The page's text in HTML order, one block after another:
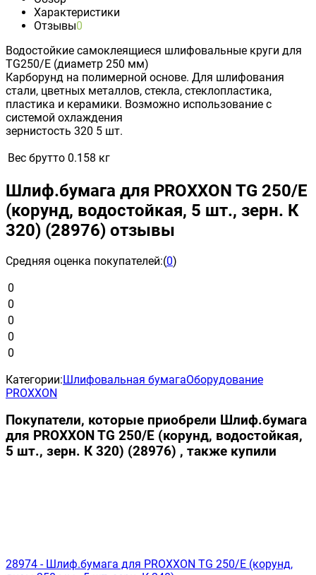
Характеристики
Отзывы0
Водостойкие самоклеящиеся шлифовальные круги для
TG250/Е (диаметр 250 мм)
Карборунд на полимерной основе. Для шлифования
стали, цветных металлов, стекла, стеклопластика,
пластика и керамики. Возможно использование с
системой охлаждения
зернистость 320 5 шт.
Вес брутто 0.158 кг
Шлиф.бумага для PROXXON TG 250/Е
(корунд, водостойкая, 5 шт., зерн. К
320) (28976) отзывы
Средняя оценка покупателей:(0)
0
0
0
0
0
Категории:Шлифовальная бумагаОборудование
PROXXON
Покупатели, которые приобрели Шлиф.бумага
для PROXXON TG 250/Е (корунд, водостойкая,
5 шт., зерн. К 320) (28976) , также купили
28974 - Шлиф.бумага для PROXXON TG 250/Е (корунд,